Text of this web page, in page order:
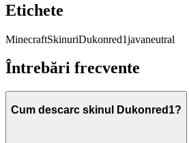
Etichete
MinecraftSkinuriDukonred1javaneutral
Întrebări frecvente
Cum descarc skinul Dukonred1?